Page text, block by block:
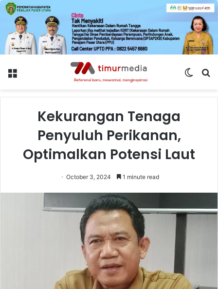
Menu
Switch
Kekurangan Tenaga
Penyuluh Perikanan,
Optimalkan Potensi Laut
October 3, 2024 1 minute read